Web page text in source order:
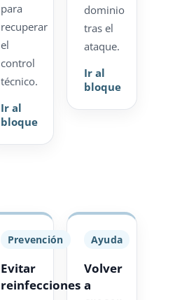
para
recuperar
el
control
técnico.
Ir al
bloque
dominio
tras el
ataque.
Ir al
bloque
Prevención
Evitar
reinfecciones
Ayuda
Volver
a